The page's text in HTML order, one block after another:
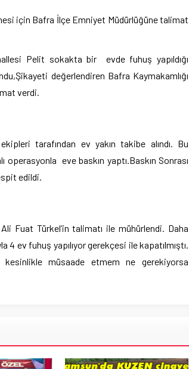
için Bafra İlçe Emniyet Müdürlüğüne talimat
Pelit sokakta bir evde fuhuş yapıldığı
değerlendiren Bafra Kaymakamlığı
verdi.
tarafından ev yakın takibe alındı. Bu
operasyonla eve baskın yaptı.Baskın Sonrası
edildi.
Fuat Türkel’in talimatı ile mühürlendi. Daha
4 ev fuhuş yapılıyor gerekçesi ile kapatılmıştı.
müsaade etmem ne gerekiyorsa